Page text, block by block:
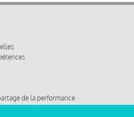
de la performance